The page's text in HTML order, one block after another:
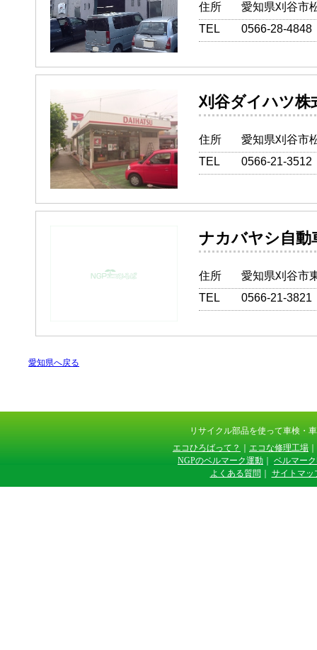
住所
愛知県刈谷市
TEL
0566-28-4848
刈谷ダイハ
住所
愛知県刈谷市
TEL
0566-21-3512
ナカバヤシ
住所
愛知県刈谷市
TEL
0566-21-3821
愛知県へ戻る
リサイクル部品を使って車検
エコひろばって？ ｜ エコな修理工場 ｜
NGPのベルマーク運動 ｜ ベルマー
よくある質問 ｜ サイトマッ